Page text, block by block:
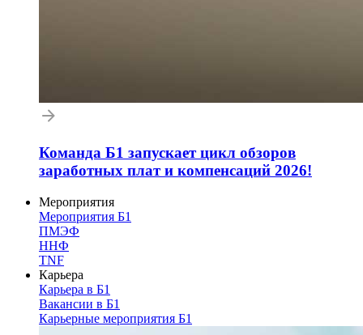
Команда Б1 запускает цикл обзоров
заработных плат и компенсаций 2026!
Мероприятия
Мероприятия Б1
ПМЭФ
ННФ
TNF
Карьера
Карьера в Б1
Вакансии в Б1
Карьерные мероприятия Б1